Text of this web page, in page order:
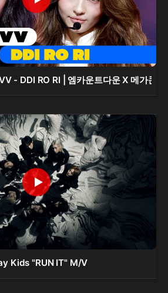
- DDI RO RI | 엠카운트다운 X 메가콘
Kids "RUN IT" M/V